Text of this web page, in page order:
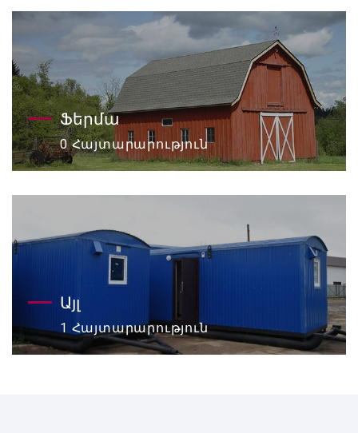
Ֆերմա
0 Հայտարարություն
Այլ
1 Հայտարարություն